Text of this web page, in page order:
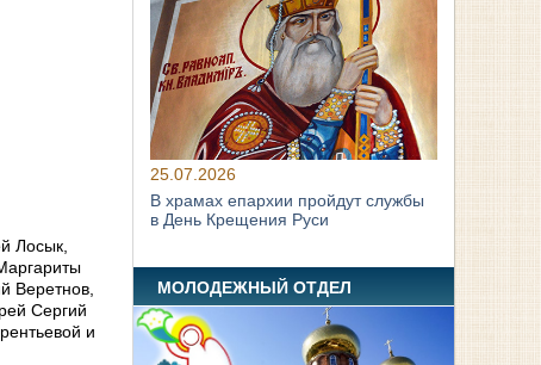
Лосык,
Веретнов,
Сергий
и
25.07.2026
В храмах епархии пройдут службы
в День Крещения Руси
МОЛОДЕЖНЫЙ ОТДЕЛ